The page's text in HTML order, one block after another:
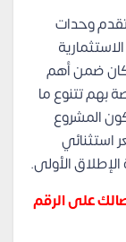
وحدات
ضمن أهم
بهم تتنوع ما
المشروع
استثنائي
على الرقم